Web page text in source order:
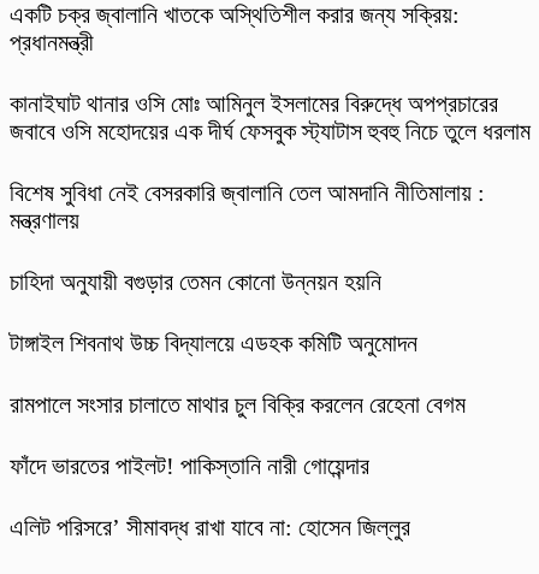
একটি চক্র জ্বালানি খাতকে অস্থিতিশীল করার জন্য সক্রিয়:
প্রধানমন্ত্রী
কানাইঘাট থানার ওসি মোঃ আমিনুল ইসলামের বিরুদ্ধে অপপ্রচারের
জবাবে ওসি মহোদয়ের এক দীর্ঘ ফেসবুক স্ট্যাটাস হুবহু নিচে তুলে
বিশেষ সুবিধা নেই বেসরকারি জ্বালানি তেল আমদানি নীতিমালায় :
মন্ত্রণালয়
চাহিদা অনুযায়ী বগুড়ার তেমন কোনো উন্নয়ন হয়নি
টাঙ্গাইল শিবনাথ উচ্চ বিদ্যালয়ে এডহক কমিটি অনুমোদন
‎রামপালে সংসার চালাতে মাথার চুল বিক্রি করলেন রেহেনা বেগম
ফাঁদে ভারতের পাইলট! পাকিস্তানি নারী গোয়েন্দার
এলিট পরিসরে’ সীমাবদ্ধ রাখা যাবে না: হোসেন জিল্লুর